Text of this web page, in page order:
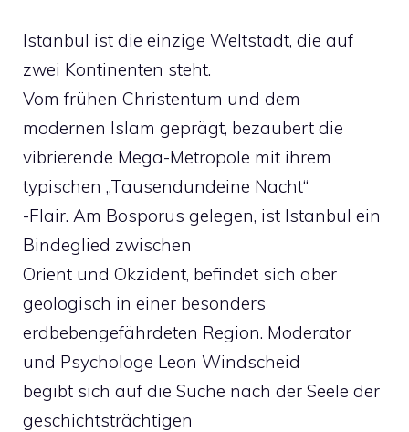
Istanbul ist die einzige Weltstadt, die auf
zwei Kontinenten steht.
Vom frühen Christentum und dem
modernen Islam geprägt, bezaubert die
vibrierende Mega-Metropole mit ihrem
typischen „Tausendundeine Nacht“
-Flair. Am Bosporus gelegen, ist Istanbul ein
Bindeglied zwischen
Orient und Okzident, befindet sich aber
geologisch in einer besonders
erdbebengefährdeten Region. Moderator
und Psychologe Leon Windscheid
begibt sich auf die Suche nach der Seele der
geschichtsträchtigen